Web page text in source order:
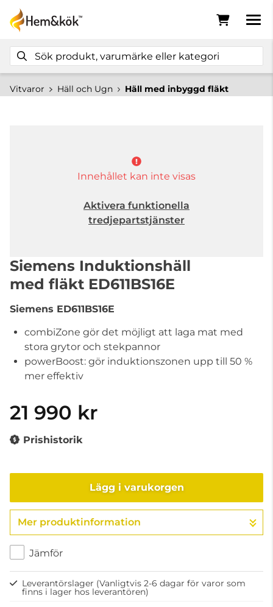
Vitvaror Häll och Ugn Häll med inbyggd fläkt
Innehållet kan inte visas
Aktivera funktionella
tredjepartstjänster
Siemens Induktionshäll
med fläkt ED611BS16E
Siemens ED611BS16E
combiZone gör det möjligt att laga mat med
stora grytor och stekpannor
powerBoost: gör induktionszonen upp till 50 %
mer effektiv
21 990 kr
Prishistorik
Lägg i varukorgen
Gå till kassan
Mer produktinformation
Jämför
Leverantörslager (Vanligtvis 2-6 dagar för varor som
finns i lager hos leverantören)